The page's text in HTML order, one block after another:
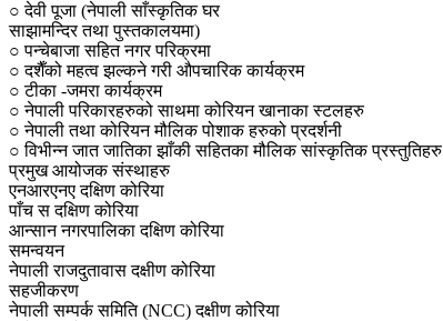
○ देवी पूजा (नेपाली साँस्कृतिक घर
साझामन्दिर तथा पुस्तकालयमा)
○ पन्चेबाजा सहित नगर परिक्रमा
○ दशैँको महत्व झल्कने गरी औपचारिक कार्यक्रम
○ टीका -जमरा कार्यक्रम
○ नेपाली परिकारहरुको साथमा कोरियन खानाका स्टलहरु
○ नेपाली तथा कोरियन मौलिक पोशाक हरुको प्रदर्शनी
○ विभीन्न जात जातिका झाँकी सहितका मौलिक सांस्कृतिक प्रस्तुतिहरु
प्रमुख आयोजक संस्थाहरु
एनआरएनए दक्षिण कोरिया
पाँच स दक्षिण कोरिया
आन्सान नगरपालिका दक्षिण कोरिया
समन्वयन
नेपाली राजदुतावास दक्षीण कोरिया
सहजीकरण
नेपाली सम्पर्क समिति (NCC) दक्षीण कोरिया